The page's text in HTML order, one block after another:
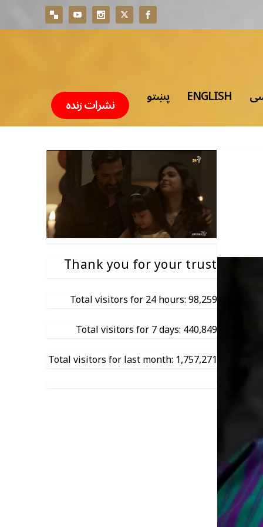
ENGLISH پښتو نشرات زنده
Thank you for your trust
Total visitors for 24 hours: 98,259
Total visitors for 7 days: 440,849
Total visitors for last month: 1,757,271